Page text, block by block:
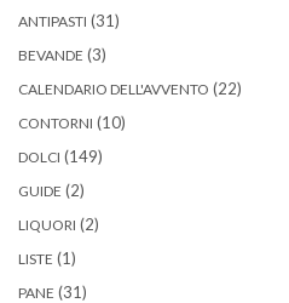
ANTIPASTI (31)
BEVANDE (3)
CALENDARIO DELL'AVVENTO (22)
CONTORNI (10)
DOLCI (149)
GUIDE (2)
LIQUORI (2)
LISTE (1)
PANE (31)